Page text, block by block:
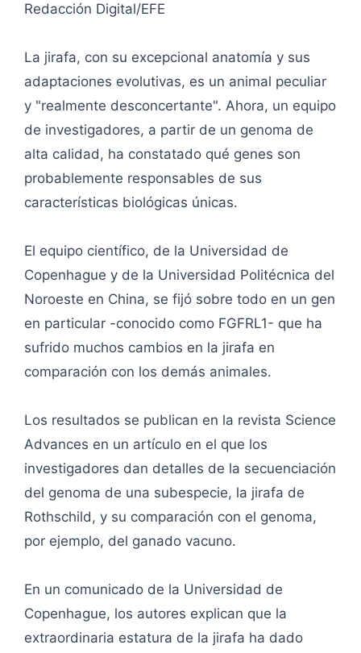
Redacción Digital/EFE
La jirafa, con su excepcional anatomía y sus
adaptaciones evolutivas, es un animal peculiar
y "realmente desconcertante". Ahora, un equipo
de investigadores, a partir de un genoma de
alta calidad, ha constatado qué genes son
probablemente responsables de sus
características biológicas únicas.
El equipo científico, de la Universidad de
Copenhague y de la Universidad Politécnica del
Noroeste en China, se fijó sobre todo en un gen
en particular -conocido como FGFRL1- que ha
sufrido muchos cambios en la jirafa en
comparación con los demás animales.
Los resultados se publican en la revista Science
Advances en un artículo en el que los
investigadores dan detalles de la secuenciación
del genoma de una subespecie, la jirafa de
Rothschild, y su comparación con el genoma,
por ejemplo, del ganado vacuno.
En un comunicado de la Universidad de
Copenhague, los autores explican que la
extraordinaria estatura de la jirafa ha dado